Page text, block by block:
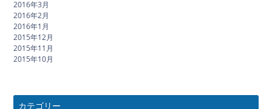
2016年3月
2016年2月
2016年1月
2015年12月
2015年11月
2015年10月
カテゴリー